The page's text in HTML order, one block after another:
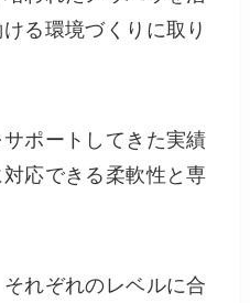
る環境づくりに取り
ポートしてきた実績
応できる柔軟性と専
れぞれのレベルに合